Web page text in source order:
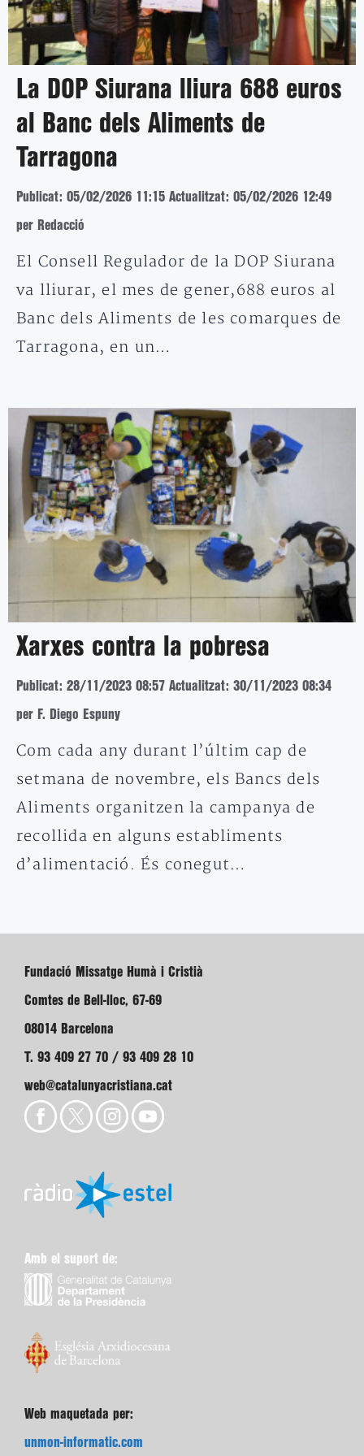
La DOP Siurana lliura 688 euros
al Banc dels Aliments de
Tarragona
Publicat: 05/02/2026 11:15 Actualitzat: 05/02/2026 12:49
per Redacció
El Consell Regulador de la DOP Siurana
va lliurar, el mes de gener,688 euros al
Banc dels Aliments de les comarques de
Tarragona, en un…
Xarxes contra la pobresa
Publicat: 28/11/2023 08:57 Actualitzat: 30/11/2023 08:34
per F. Diego Espuny
Com cada any durant l’últim cap de
setmana de novembre, els Bancs dels
Aliments organitzen la campanya de
recollida en alguns establiments
d’alimentació. És conegut…
Fundació Missatge Humà i Cristià
Comtes de Bell-lloc, 67-69
08014 Barcelona
T. 93 409 27 70 / 93 409 28 10
web@catalunyacristiana.cat
Amb el suport de:
Web maquetada per:
unmon-informatic.com